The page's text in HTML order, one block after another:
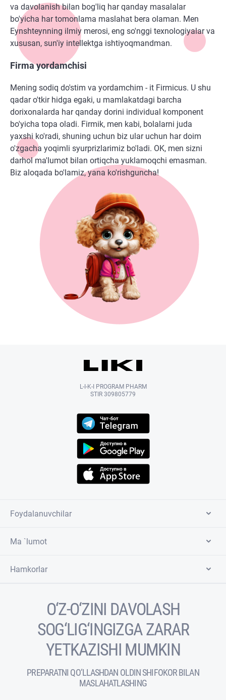
va davolanish bilan bog'liq har qanday masalalar
bo'yicha har tomonlama maslahat bera olaman. Men
Eynshteynning ilmiy merosi, eng so'nggi texnologiyalar va
xususan, sun'iy intellektga ishtiyoqmandman.
Firma yordamchisi
Mening sodiq do'stim va yordamchim - it Firmicus. U shu
qadar o'tkir hidga egaki, u mamlakatdagi barcha
dorixonalarda har qanday dorini individual komponent
bo'yicha topa oladi. Firmik, men kabi, bolalarni juda
yaxshi ko'radi, shuning uchun biz ular uchun har doim
o'zgacha yoqimli syurprizlarimiz bo'ladi. OK, men sizni
darhol ma'lumot bilan ortiqcha yuklamoqchi emasman.
Biz aloqada bo'lamiz, yana ko'rishguncha!
L-I-K-I PROGRAM PHARM
STIR 309805779
Foydalanuvchilar
Ma `lumot
Hamkorlar
O‘Z-O‘ZINI DAVOLASH
SOG‘LIG‘INGIZGA ZARAR
YETKAZISHI MUMKIN
PREPARATNI QO‘LLASHDAN OLDIN SHIFOKOR BILAN
MASLAHATLASHING